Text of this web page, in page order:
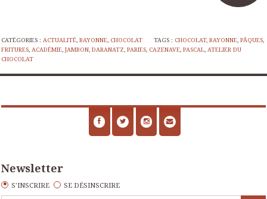
CATÉGORIES : ACTUALITÉ, BAYONNE, CHOCOLAT TAGS : CHOCOLAT,BAYONNE,PÂQUES,
FRITURES, ACADÉMIE, JAMBON, DARANATZ, PARIES, CAZENAVE, PASCAL, ATELIER DU
CHOCOLAT
Newsletter
S'INSCRIRE SE DÉSINSCRIRE